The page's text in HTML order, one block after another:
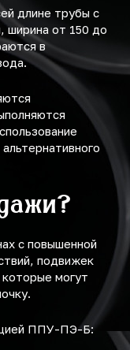
длине трубы с
ширина от 150 до
в
с повышенной
подвижек
могут
ППУ-ПЭ-Б: